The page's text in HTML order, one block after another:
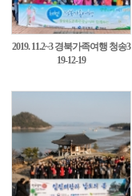
2019. 11.2~3 경북가족여행 청송3
차6
19-12-19